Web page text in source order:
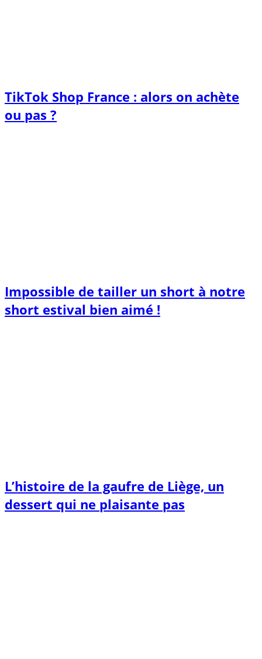
TikTok Shop France : alors on achète
ou pas ?
Impossible de tailler un short à notre
short estival bien aimé !
L’histoire de la gaufre de Liège, un
dessert qui ne plaisante pas